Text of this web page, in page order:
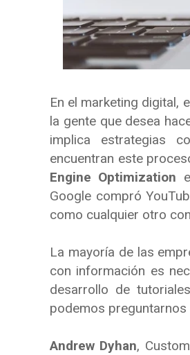
En el marketing digital,
la gente que desea
implica estrategias
encuentran este
Engine Optimization
Google compró
como cualquier otro
La mayoría de las
con información es
desarrollo de
podemos
Andrew Dyhan,